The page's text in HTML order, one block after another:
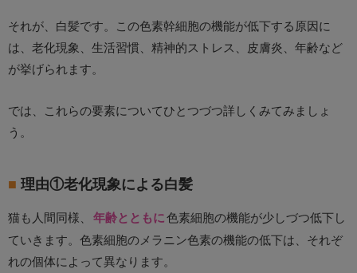
それが、白髪です。この色素幹細胞の機能が低下する原因に
は、老化現象、生活習慣、精神的ストレス、皮膚炎、年齢など
が挙げられます。
では、これらの要素についてひとつづつ詳しくみてみましょ
う。
理由①老化現象による白髪
猫も人間同様、 年齢とともに色素細胞の機能が少しづつ低下し
ていきます。色素細胞のメラニン色素の機能の低下は、それぞ
れの個体によって異なります。